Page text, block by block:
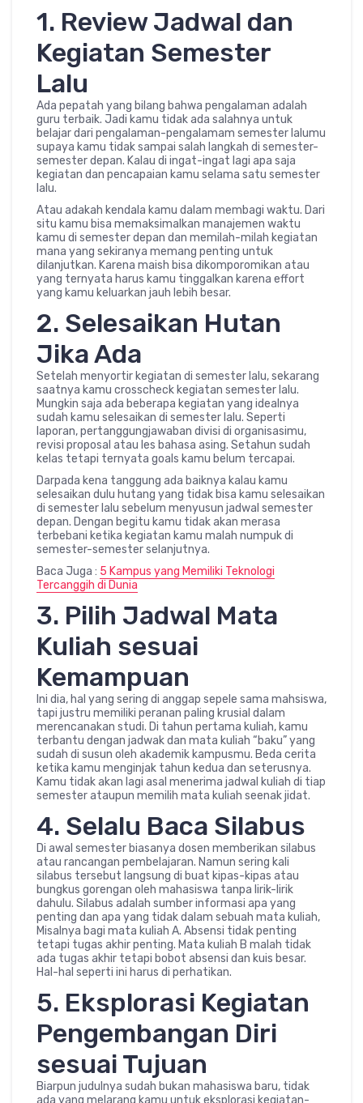
1. Review Jadwal dan
Kegiatan Semester
Lalu
Ada pepatah yang bilang bahwa pengalaman adalah
guru terbaik. Jadi kamu tidak ada salahnya untuk
belajar dari pengalaman-pengalamam semester lalumu
supaya kamu tidak sampai salah langkah di semester-
semester depan. Kalau di ingat-ingat lagi apa saja
kegiatan dan pencapaian kamu selama satu semester
lalu.
Atau adakah kendala kamu dalam membagi waktu. Dari
situ kamu bisa memaksimalkan manajemen waktu
kamu di semester depan dan memilah-milah kegiatan
mana yang sekiranya memang penting untuk
dilanjutkan. Karena maish bisa dikomporomikan atau
yang ternyata harus kamu tinggalkan karena effort
yang kamu keluarkan jauh lebih besar.
2. Selesaikan Hutan
Jika Ada
Setelah menyortir kegiatan di semester lalu, sekarang
saatnya kamu crosscheck kegiatan semester lalu.
Mungkin saja ada beberapa kegiatan yang idealnya
sudah kamu selesaikan di semester lalu. Seperti
laporan, pertanggungjawaban divisi di organisasimu,
revisi proposal atau les bahasa asing. Setahun sudah
kelas tetapi ternyata goals kamu belum tercapai.
Darpada kena tanggung ada baiknya kalau kamu
selesaikan dulu hutang yang tidak bisa kamu selesaikan
di semester lalu sebelum menyusun jadwal semester
depan. Dengan begitu kamu tidak akan merasa
terbebani ketika kegiatan kamu malah numpuk di
semester-semester selanjutnya.
Baca Juga : 5 Kampus yang Memiliki Teknologi
Tercanggih di Dunia
3. Pilih Jadwal Mata
Kuliah sesuai
Kemampuan
Ini dia, hal yang sering di anggap sepele sama mahsiswa,
tapi justru memiliki peranan paling krusial dalam
merencanakan studi. Di tahun pertama kuliah, kamu
terbantu dengan jadwak dan mata kuliah “baku” yang
sudah di susun oleh akademik kampusmu. Beda cerita
ketika kamu menginjak tahun kedua dan seterusnya.
Kamu tidak akan lagi asal menerima jadwal kuliah di tiap
semester ataupun memilih mata kuliah seenak jidat.
4. Selalu Baca Silabus
Di awal semester biasanya dosen memberikan silabus
atau rancangan pembelajaran. Namun sering kali
silabus tersebut langsung di buat kipas-kipas atau
bungkus gorengan oleh mahasiswa tanpa lirik-lirik
dahulu. Silabus adalah sumber informasi apa yang
penting dan apa yang tidak dalam sebuah mata kuliah,
Misalnya bagi mata kuliah A. Absensi tidak penting
tetapi tugas akhir penting. Mata kuliah B malah tidak
ada tugas akhir tetapi bobot absensi dan kuis besar.
Hal-hal seperti ini harus di perhatikan.
5. Eksplorasi Kegiatan
Pengembangan Diri
sesuai Tujuan
Biarpun judulnya sudah bukan mahasiswa baru, tidak